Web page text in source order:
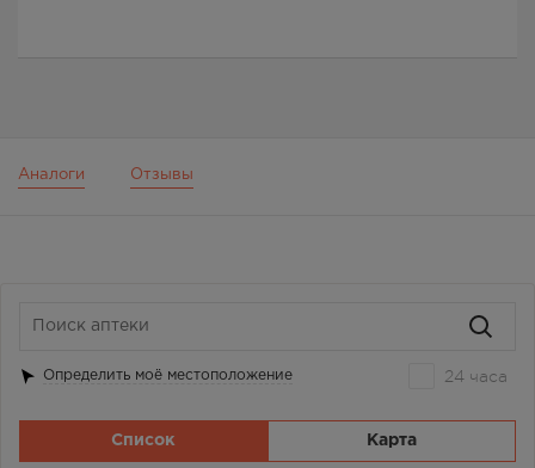
Аналоги Отзывы
Определить моё местоположение 24 часа
Список Карта